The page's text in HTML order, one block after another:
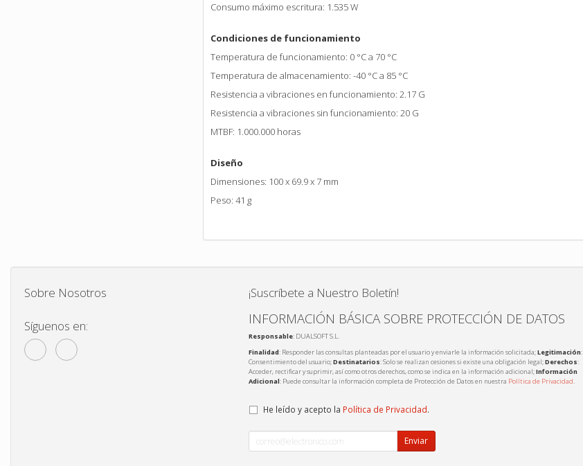
Consumo máximo escritura: 1.535 W
Condiciones de funcionamiento
Temperatura de funcionamiento: 0 °C a 70 °C
Temperatura de almacenamiento: -40 °C a 85 °C
Resistencia a vibraciones en funcionamiento: 2.17 G
Resistencia a vibraciones sin funcionamiento: 20 G
MTBF: 1.000.000 horas
Diseño
Dimensiones: 100 x 69.9 x 7 mm
Peso: 41 g
Sobre Nosotros
Síguenos en:
¡Suscríbete a Nuestro Boletín!
INFORMACIÓN BÁSICA SOBRE PROTECCIÓN DE DATOS
Responsable: DUALSOFT S.L.
Finalidad: Responder las consultas planteadas por el usuario y enviarle la información solicitada;Legitimación:
Consentimiento del usuario;Destinatarios: Solo se realizan cesiones si existe una obligación legal;Derechos:
Acceder, rectificar y suprimir, así como otros derechos, como se indica en la información adicional;Información
Adicional: Puede consultar la información completa de Protección de Datos en nuestra Política de Privacidad.
He leído y acepto la Política de Privacidad.
Enviar